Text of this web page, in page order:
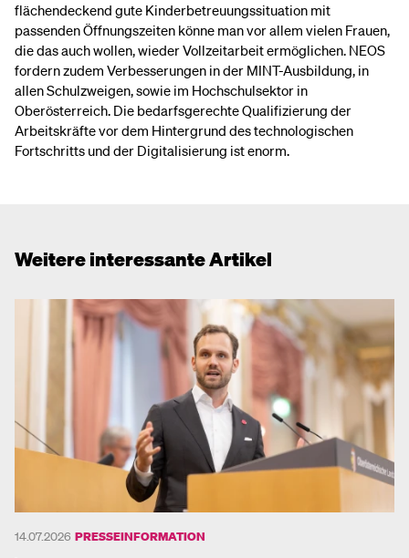
flächendeckend gute Kinderbetreuungssituation mit
passenden Öffnungszeiten könne man vor allem vielen Frauen,
die das auch wollen, wieder Vollzeitarbeit ermöglichen. NEOS
fordern zudem Verbesserungen in der MINT-Ausbildung, in
allen Schulzweigen, sowie im Hochschulsektor in
Oberösterreich. Die bedarfsgerechte Qualifizierung der
Arbeitskräfte vor dem Hintergrund des technologischen
Fortschritts und der Digitalisierung ist enorm.
Weitere interessante Artikel
14.07.2026 PRESSEINFORMATION